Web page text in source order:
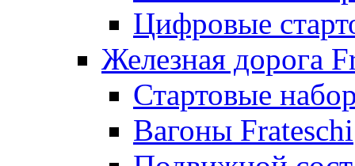
Цифровые
Железная дорога
Стартовые
Вагоны Frateschi